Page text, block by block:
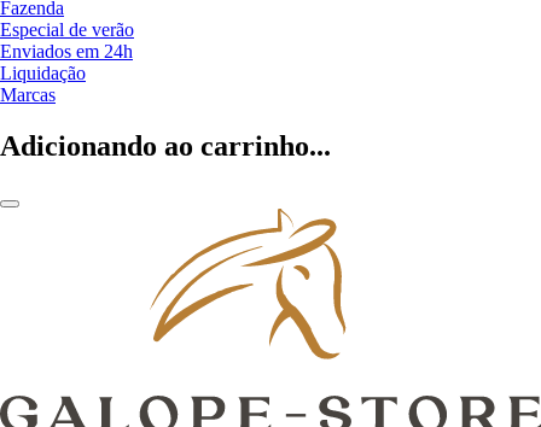
Fazenda
Especial de verão
Enviados em 24h
Liquidação
Marcas
Adicionando ao carrinho...